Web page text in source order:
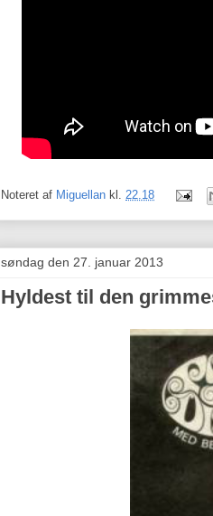
Noteret af Miguellan kl. 22.18
søndag den 27. januar 2013
Hyldest til den